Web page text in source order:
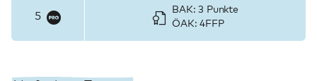
5
BAK: 3 Punkte
ÖAK: 4FFP